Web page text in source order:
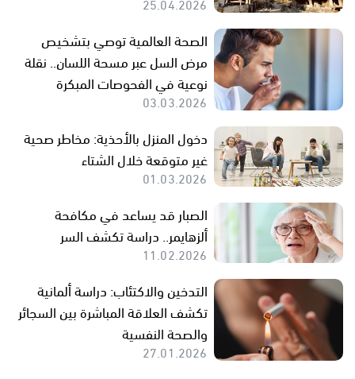
الصحة العالمية توصي بتشخيص
مرض السل عبر مسحة اللسان.. نقلة
نوعية في الفحوصات المبكرة
03.03.2026
دخول المنزل بالأحذية: مخاطر صحية
غير متوقعة خلال الشتاء
01.03.2026
الصبار قد يساعد في مكافحة
ألزهايمر.. دراسة تكشف السر
11.02.2026
التدخين والاكتئاب: دراسة ألمانية
تكشف العلاقة المباشرة بين السجائر
والصحة النفسية
27.01.2026